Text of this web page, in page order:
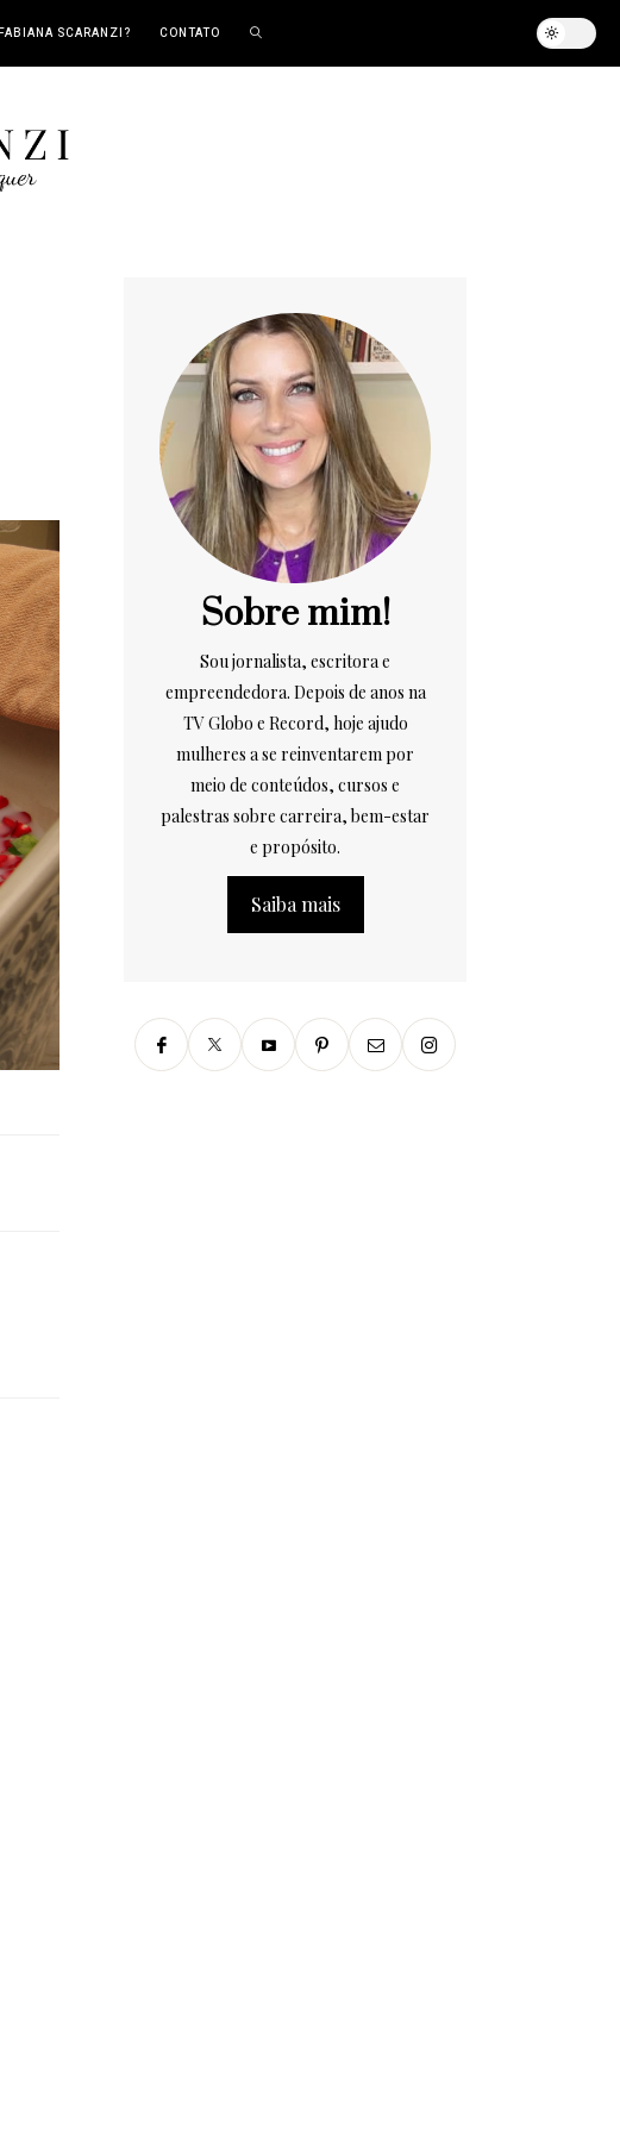
SCARANZI? CONTATO
Sobre mim!
Sou jornalista, escritora e
empreendedora. Depois de anos na
TV Globo e Record, hoje ajudo
mulheres a se reinventarem por
meio de conteúdos, cursos e
palestras sobre carreira, bem-estar
e propósito.
Saiba mais